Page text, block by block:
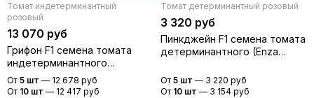
Томат индетерминантный
розовый
13 070 руб
Грифон F1 семена томата
индетерминантного
(Nunhems / Нюнемс)
От 5 шт — 12 678 руб
От 10 шт — 12 417 руб
Томат детерминантный розовый
3 320 руб
Пинкджейн F1 семена томата
детерминантного (Enza
От 5 шт — 3 220 руб
От 10 шт — 3 154 руб